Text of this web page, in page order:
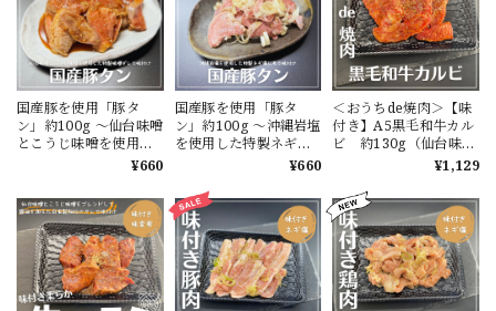
国産豚を使用「豚タ
ン」約100g ～仙台味噌
とこうじ味噌を使用し
た特製味噌ダレで味付
¥660
国産豚を使用「豚タ
ン」約100g ～沖縄岩塩
を使用した特製ネギ塩
¥660
＜おうちde焼肉＞【味
付き】A5黒毛和牛カル
ビ 約130g（仙台味噌
とこうじ味噌をブレン
ドしてさらに醤油で整
えた自家製秘伝のタレ
で味付け ）
¥1,129